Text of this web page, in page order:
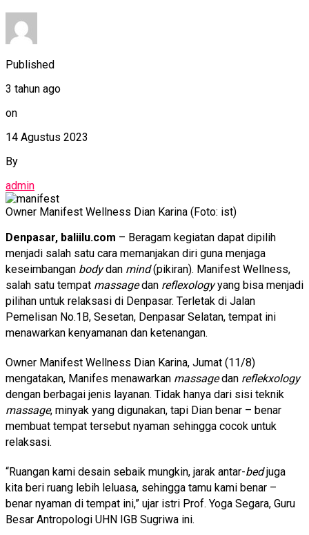
Published
3 tahun ago
on
14 Agustus 2023
By
admin
Owner Manifest Wellness Dian Karina (Foto: ist)
Denpasar, baliilu.com – Beragam kegiatan dapat dipilih
menjadi salah satu cara memanjakan diri guna menjaga
keseimbangan bodydan mind(pikiran). Manifest Wellness,
salah satu tempat massagedan reflexologyyang bisa menjadi
pilihan untuk relaksasi di Denpasar. Terletak di Jalan
Pemelisan No.1B, Sesetan, Denpasar Selatan, tempat ini
menawarkan kenyamanan dan ketenangan.
Owner Manifest Wellness Dian Karina, Jumat (11/8)
mengatakan, Manifes menawarkan massagedan reflekxology
dengan berbagai jenis layanan. Tidak hanya dari sisi teknik
massage, minyak yang digunakan, tapi Dian benar – benar
membuat tempat tersebut nyaman sehingga cocok untuk
relaksasi.
“Ruangan kami desain sebaik mungkin, jarak antar-bedjuga
kita beri ruang lebih leluasa, sehingga tamu kami benar –
benar nyaman di tempat ini,” ujar istri Prof. Yoga Segara, Guru
Besar Antropologi UHN IGB Sugriwa ini.